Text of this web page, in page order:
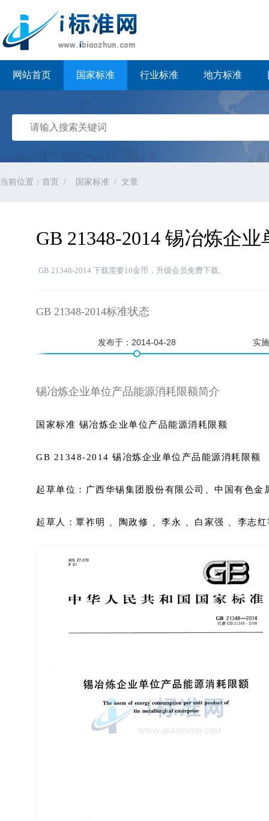
网站首页 国家标准 行业标准 地方标准
当前位置： 首页 国家标准 文章
GB 21348-2014 锡冶炼企
GB 21348-2014 下载需要10金币，升级会员免费下载。
GB 21348-2014标准状态
发布于： 2014-04-28 实
锡冶炼企业单位产品能源消耗限额简介
国家标准 锡冶炼企业单位产品能源消耗限额
GB 21348-2014 锡冶炼企业单位产品能源消耗限额
起草单位：广西华锡集团股份有限公司、中国有色
起草人：覃祚明 、陶政修 、李永 、白家强 、李志